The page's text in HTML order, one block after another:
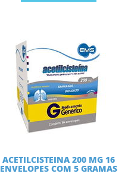
ACETILCISTEINA 200 MG 16
ENVELOPES COM 5 GRAMAS